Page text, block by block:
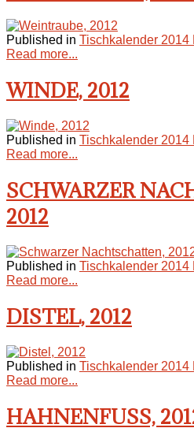
Published in Tischkalender 2014
Read more...
WINDE, 2012
Published in Tischkalender 2014
Read more...
SCHWARZER
2012
Published in Tischkalender 2014
Read more...
DISTEL, 2012
Published in Tischkalender 2014
Read more...
HAHNENFUSS, 2012